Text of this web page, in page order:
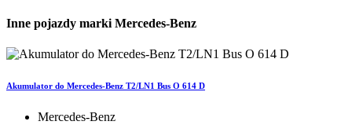
Inne pojazdy marki Mercedes-Benz
Akumulator do Mercedes-Benz T2/LN1 Bus O 614 D
Mercedes-Benz